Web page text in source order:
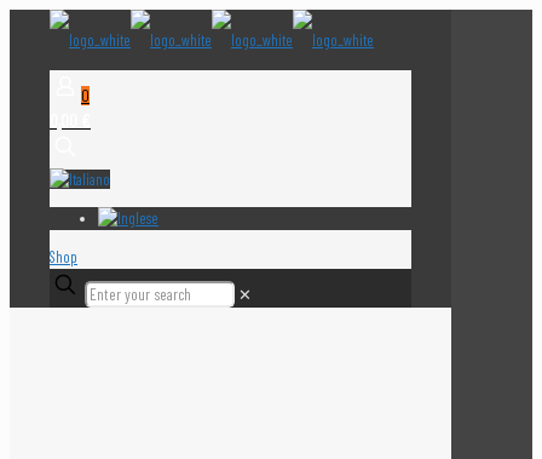
0
Shop
✕